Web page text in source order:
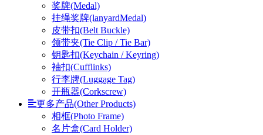
奖牌(Medal)
挂绳奖牌(lanyardMedal)
皮带扣(Belt Buckle)
领带夹(Tie Clip / Tie Bar)
钥匙扣(Keychain / Keyring)
袖扣(Cufflinks)
行李牌(Luggage Tag)
开瓶器(Corkscrew)
更多产品(Other Products)
相框(Photo Frame)
名片盒(Card Holder)